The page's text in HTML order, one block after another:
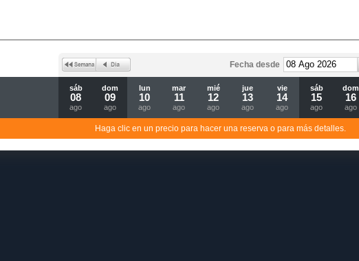
Fecha desde
sáb
08
ago
dom
09
ago
lun
10
ago
mar
11
ago
mié
12
ago
jue
13
ago
vie
14
ago
sáb
15
ago
dom
16
ago
Haga clic en un precio para hacer una reserva o para más detalles.